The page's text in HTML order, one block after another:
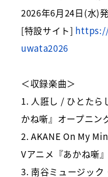
2026年6月24日(水)
[特設サイト]
uwata2026
＜収録楽曲＞
1. 人誑し / ひとたら
かね噺』オープニン
2. AKANE On My
Vアニメ『あかね噺
3. 南谷ミュージック